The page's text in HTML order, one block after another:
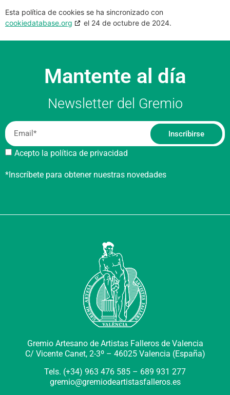
Esta política de cookies se ha sincronizado con
cookiedatabase.org
el 24 de octubre de 2024.
Mantente al día
Newsletter del Gremio
Acepto la política de privacidad
Inscribirse
*Inscríbete para obtener nuestras novedades
Gremio Artesano de Artistas Falleros de Valencia
C/ Vicente Canet, 2-3º – 46025 Valencia (España)
Tels. (+34) 963 476 585 – 689 931 277
gremio@gremiodeartistasfalleros.es